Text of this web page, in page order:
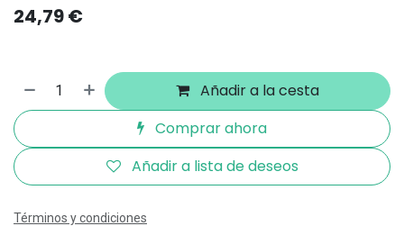
24,79€
Añadir a la cesta
Comprar ahora
Añadir a lista de deseos
Términos y condiciones